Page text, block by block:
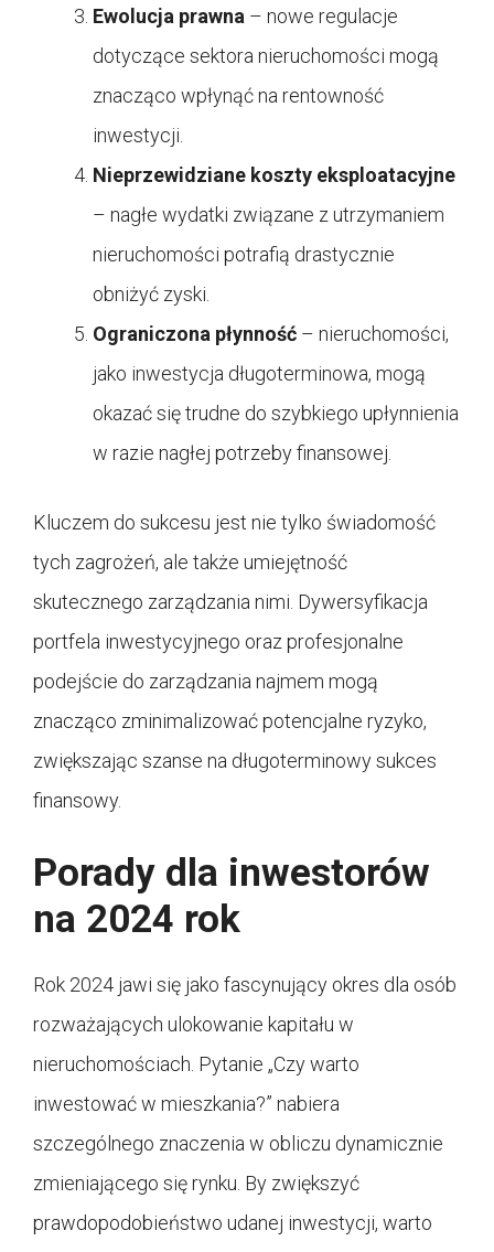
Ewolucja prawna – nowe regulacje
dotyczące sektora nieruchomości mogą
znacząco wpłynąć na rentowność
inwestycji.
Nieprzewidziane koszty eksploatacyjne
– nagłe wydatki związane z utrzymaniem
nieruchomości potrafią drastycznie
obniżyć zyski.
Ograniczona płynność – nieruchomości,
jako inwestycja długoterminowa, mogą
okazać się trudne do szybkiego upłynnienia
w razie nagłej potrzeby finansowej.
Kluczem do sukcesu jest nie tylko świadomość
tych zagrożeń, ale także umiejętność
skutecznego zarządzania nimi. Dywersyfikacja
portfela inwestycyjnego oraz profesjonalne
podejście do zarządzania najmem mogą
znacząco zminimalizować potencjalne ryzyko,
zwiększając szanse na długoterminowy sukces
finansowy.
Porady dla inwestorów
na 2024 rok
Rok 2024 jawi się jako fascynujący okres dla osób
rozważających ulokowanie kapitału w
nieruchomościach. Pytanie „Czy warto
inwestować w mieszkania?” nabiera
szczególnego znaczenia w obliczu dynamicznie
zmieniającego się rynku. By zwiększyć
prawdopodobieństwo udanej inwestycji, warto